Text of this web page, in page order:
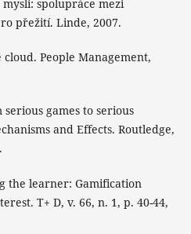
spolupráce mezi
přežití. Linde, 2007.
cloud. People Management,
games to serious
and Effects. Routledge,
the learner: Gamification
T+ D, v. 66, n. 1, p. 40-44,